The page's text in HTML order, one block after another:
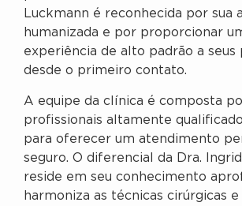
Luckmann é reconhecida por sua
humanizada e por proporcionar
experiência de alto padrão a seus
desde o primeiro contato.
A equipe da clínica é composta
profissionais altamente
para oferecer um atendimento
seguro. O diferencial da Dra.
reside em seu conhecimento
harmoniza as técnicas cirúrgicas